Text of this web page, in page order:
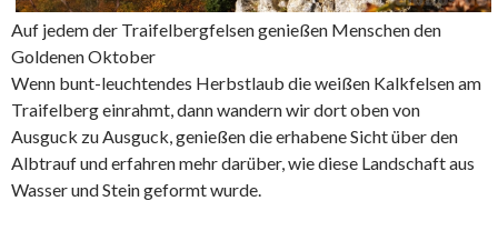
Auf jedem der Traifelbergfelsen genießen Menschen den
Goldenen Oktober
Wenn bunt-leuchtendes Herbstlaub die weißen Kalkfelsen am
Traifelberg einrahmt, dann wandern wir dort oben von
Ausguck zu Ausguck, genießen die erhabene Sicht über den
Albtrauf und erfahren mehr darüber, wie diese Landschaft aus
Wasser und Stein geformt wurde.